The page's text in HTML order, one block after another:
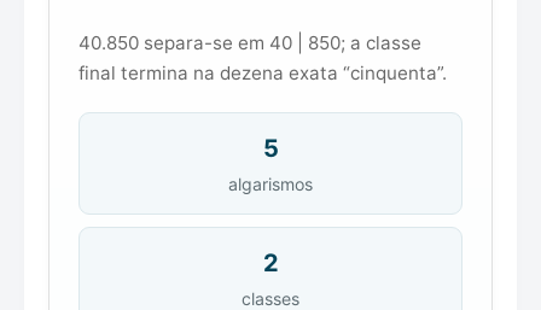
40.850 separa-se em 40 | 850; a classe
final termina na dezena exata “cinquenta”.
5
algarismos
2
classes